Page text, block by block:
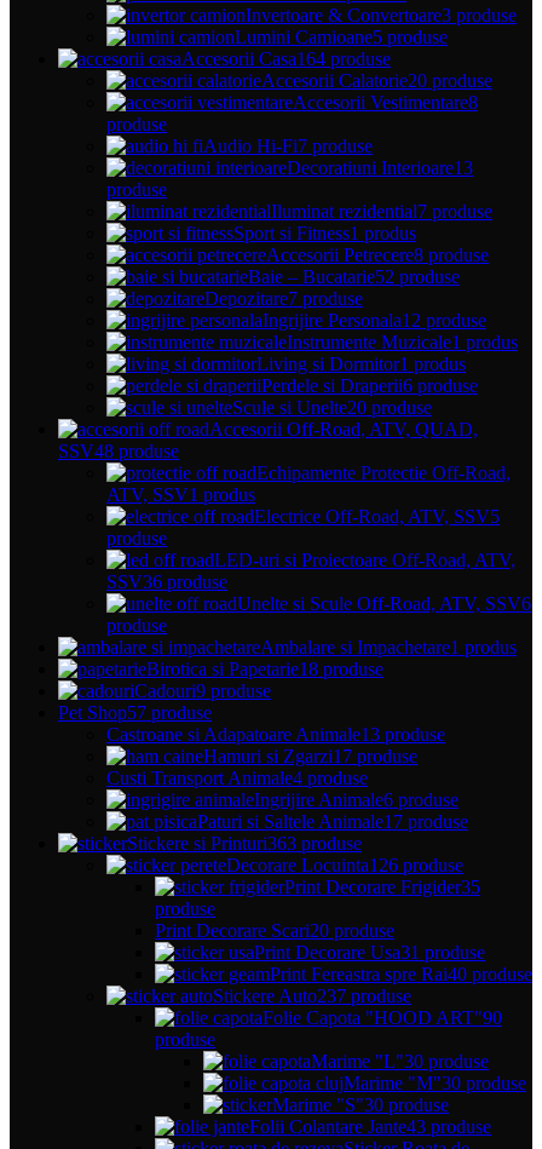
Invertoare & Convertoare3 produse
Lumini Camioane5 produse
Accesorii Casa164 produse
Accesorii Calatorie20 produse
Accesorii Vestimentare8
produse
Audio Hi-Fi7 produse
Decoratiuni Interioare13
produse
Iluminat rezidential7 produse
Sport si Fitness1 produs
Accesorii Petrecere8 produse
Baie – Bucatarie52 produse
Depozitare7 produse
Ingrijire Personala12 produse
Instrumente Muzicale1 produs
Living si Dormitor1 produs
Perdele si Draperii6 produse
Scule si Unelte20 produse
Accesorii Off-Road, ATV, QUAD,
SSV48 produse
Echipamente Protectie Off-Road,
ATV, SSV1 produs
Electrice Off-Road, ATV, SSV5
produse
LED-uri si Proiectoare Off-Road, ATV,
SSV36 produse
Unelte si Scule Off-Road, ATV, SSV6
produse
Ambalare si Impachetare1 produs
Birotica si Papetarie18 produse
Cadouri9 produse
Pet Shop57 produse
Castroane si Adapatoare Animale13 produse
Hamuri si Zgarzi17 produse
Custi Transport Animale4 produse
Ingrijire Animale6 produse
Paturi si Saltele Animale17 produse
Stickere si Printuri363 produse
Decorare Locuinta126 produse
Print Decorare Frigider35
produse
Print Decorare Scari20 produse
Print Decorare Usa31 produse
Print Fereastra spre Rai40 produse
Stickere Auto237 produse
Folie Capota "HOOD ART"90
produse
Marime "L"30 produse
Marime "M"30 produse
Marime "S"30 produse
Folii Colantare Jante43 produse